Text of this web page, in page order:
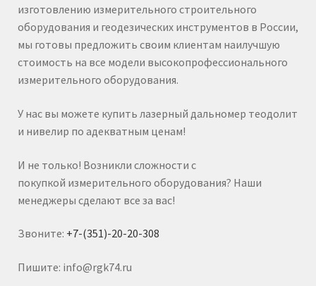
изготовлению измерительного строительного
оборудования и геодезических инструментов в России,
мы готовы предложить своим клиентам наилучшую
стоимость на все модели высокопрофессионального
измерительного оборудования.
У нас вы можете купить лазерный дальномер теодолит
и нивелир по адекватным ценам!
И не только! Возникли сложности с
покупкой измерительного оборудования? Наши
менеджеры сделают все за вас!
Звоните: +7-(351)-20-20-308
Пишите: info@rgk74.ru